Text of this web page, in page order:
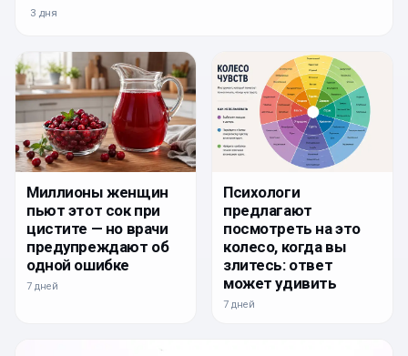
3 дня
Миллионы женщин
пьют этот сок при
цистите — но врачи
предупреждают об
одной ошибке
7 дней
Психологи
предлагают
посмотреть на это
колесо, когда вы
злитесь: ответ
может удивить
7 дней